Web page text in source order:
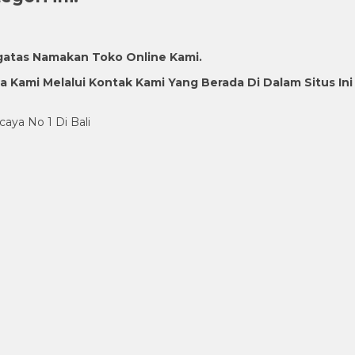
Namakan Toko Online Kami.
Melalui Kontak Kami Yang Berada Di Dalam Situs Ini
No 1 Di Bali